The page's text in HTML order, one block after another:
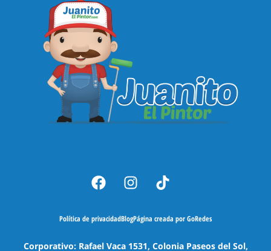
Política de privacidadBlogPágina creada por GoRedes
Corporativo: Rafael Vaca 1531, Colonia Paseos del Sol,